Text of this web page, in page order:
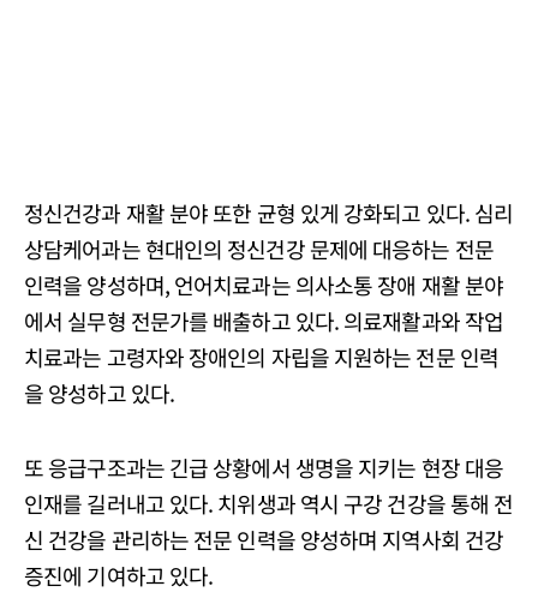
정신건강과 재활 분야 또한 균형 있게 강화되고 있다. 심리
상담케어과는 현대인의 정신건강 문제에 대응하는 전문
인력을 양성하며, 언어치료과는 의사소통 장애 재활 분야
에서 실무형 전문가를 배출하고 있다. 의료재활과와 작업
치료과는 고령자와 장애인의 자립을 지원하는 전문 인력
을 양성하고 있다.
또 응급구조과는 긴급 상황에서 생명을 지키는 현장 대응
인재를 길러내고 있다. 치위생과 역시 구강 건강을 통해 전
신 건강을 관리하는 전문 인력을 양성하며 지역사회 건강
증진에 기여하고 있다.